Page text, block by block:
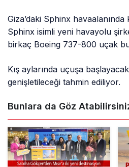
Giza’daki Sphinx
Sphinx isimli yeni havayolu
birkaç Boeing 737-800 uçak
Kış aylarında uçuşa
genişletileceği tahmin ediliyor.
Bunlara da Göz